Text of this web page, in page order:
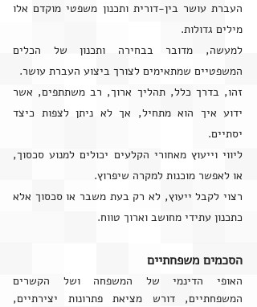
העברת עושר בין-דורית ותכנון משפטי מוקדם אלו
מילים גדולות.
למעשה, מדובר בבחירה ותכנון של הכלים
המשפטיים שמתאימים לצורך ביצוע העברת עושר.
זהו, בדרך כלל, תהליך ארוך, רב משתתפים, אשר
ידוע איך הוא מתחיל, אך לא ניתן לצפות כיצד
יסתיים.
ליווי וייעוץ מאחורי הקלעים יכולים למנוע סכסוך,
או לאפשר מוכנות למקרה שיפרוץ.
רצוי לקבל ייעוץ, לא רק בעת משבר או סכסוך אלא
כתכנון עתידי מחושב וארוך טווח.
הסכמים משפחתיים
האופי הדינמי של המשפחה ושל הקשרים
המשפחתיים, דורש מציאת פתרונות יצירתיים,